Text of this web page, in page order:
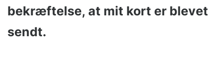
bekræftelse, at mit kort er blevet
sendt.